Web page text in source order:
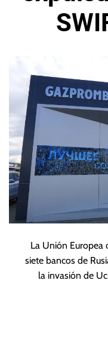
La Unión Europea
siete bancos de
la invasión de